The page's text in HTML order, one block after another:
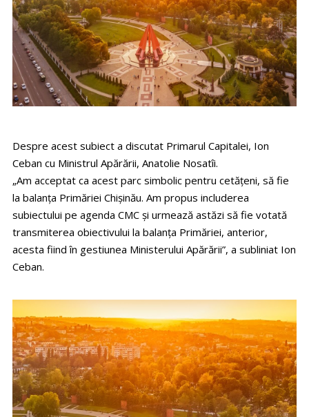
Despre acest subiect a discutat Primarul Capitalei, Ion
Ceban cu Ministrul Apărării, Anatolie Nosatîi.
„Am acceptat ca acest parc simbolic pentru cetățeni, să fie
la balanța Primăriei Chișinău. Am propus includerea
subiectului pe agenda CMC și urmează astăzi să fie votată
transmiterea obiectivului la balanța Primăriei, anterior,
acesta fiind în gestiunea Ministerului Apărării”, a subliniat Ion
Ceban.